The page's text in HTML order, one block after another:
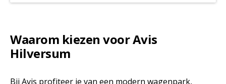
Waarom kiezen voor Avis
Hilversum
Bij Avis profiteer je van een modern wagenpark,